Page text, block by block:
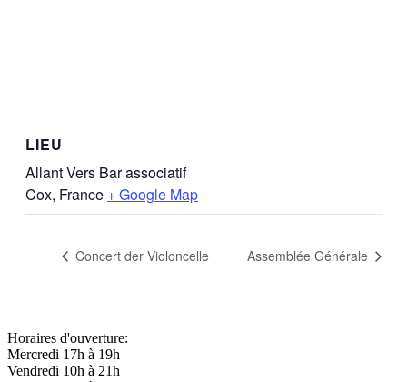
LIEU
Allant Vers Bar associatif
Cox, France + Google Map
Concert der Violoncelle Assemblée Générale
Horaires d'ouverture:
Mercredi 17h à 19h
Vendredi 10h à 21h